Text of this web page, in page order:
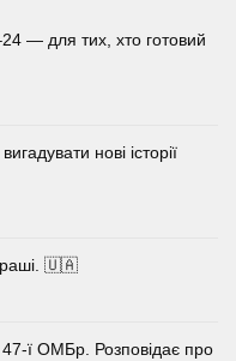
— для тих, хто готовий
нові історії
🇺🇦
ї ОМБр. Розповідає про